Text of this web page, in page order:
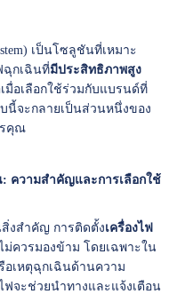
เป็นโซลูชันที่เหมาะ
ฉุกเฉินที่มีประสิทธิภาพสูง
เมื่อเลือกใช้ร่วมกับแบรนด์ที่
นี้จะกลายเป็นส่วนหนึ่งของ
รคุณ
ความสำคัญและการเลือกใช้
งสำคัญ การติดตั้งเครื่องไฟ
ม่ควรมองข้าม โดยเฉพาะใน
เหตุฉุกเฉินด้านความ
จะช่วยนำทางและแจ้งเตือน